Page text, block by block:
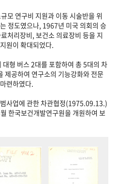
모 연구비 지원과 이동 시술반을 위
정도였으나, 1967년 미국 의회의 승
처리장비, 보건소 의료장비 등을 지
원이 확대되었다.
형 버스 2대를 포함하여 총 5대의 차
제공하여 연구소의 기능강화와 전문
련하였다.
사업에 관한 차관협정(1975.09.13.)
한국보건개발연구원을 개원하여 보